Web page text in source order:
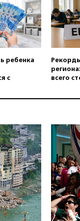
ребенка
с
всего